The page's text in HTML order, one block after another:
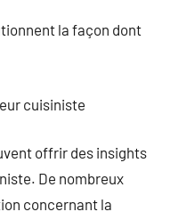
la façon dont
cuisiniste
offrir des insights
De nombreux
concernant la